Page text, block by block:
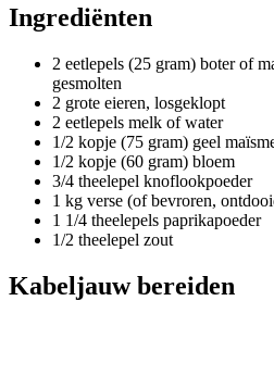
Ingrediënten
2 eetlepels (25 gram) boter of
gesmolten
2 grote eieren, losgeklopt
2 eetlepels melk of water
1/2 kopje (75 gram) geel
1/2 kopje (60 gram) bloem
3/4 theelepel knoflookpoeder
1 kg verse (of bevroren,
1 1/4 theelepels paprikapoeder
1/2 theelepel zout
Kabeljauw bereiden